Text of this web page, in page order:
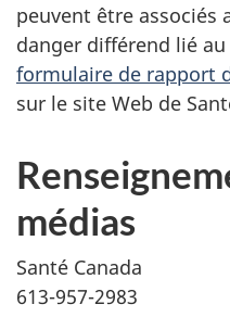
peuvent être associés
danger différend lié
formulaire de rapport
sur le site Web de
médias
Santé Canada
613-957-2983